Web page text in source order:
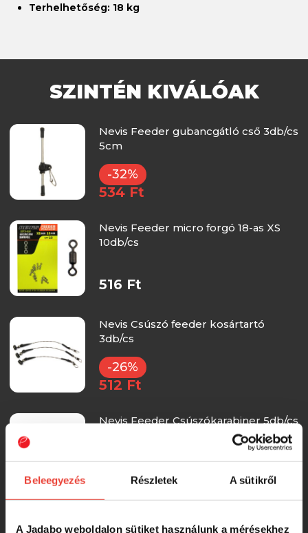
Beleegyezés Részletek A sütikről
A Jadabo weboldalon sütiket használunk a mérésekhez
Terhelhetőség: 18 kg
SZINTÉN KIVÁLÓAK
Nevis Feeder gubancgátló cső 3db/cs
5cm
-32%
534 Ft
Nevis Feeder micro forgó 18-as XS
10db/cs
516 Ft
Nevis Csúszó feeder kosártartó
3db/cs
-26%
512 Ft
Nevis Feeder Csúszókarabiner 5db/cs
-29%
462 Ft